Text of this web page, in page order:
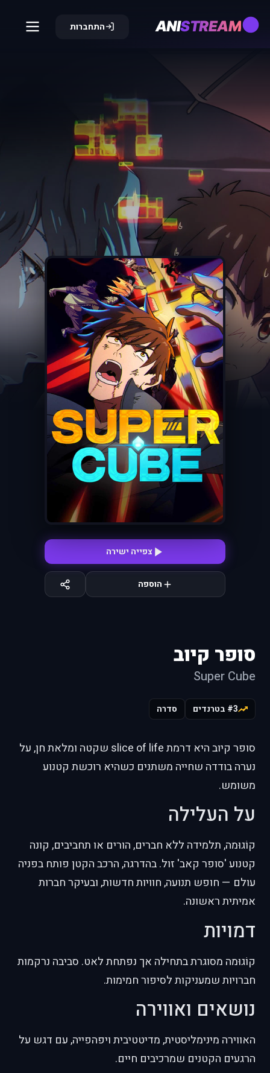
ANISTREAM התחברות
צפייה ישירה
הוספה
סופר קיוב
Super Cube
#3 בטרנדים סדרה
סופר קיוב היא דרמת slice of life שקטה ומלאת חן, על
נערה בודדה שחייה משתנים כשהיא רוכשת קטנוע
משומש.
על העלילה
קוֹגוּמה, תלמידה ללא חברים, הורים או תחביבים, קונה
קטנוע 'סופר קאב' זול. בהדרגה, הרכב הקטן פותח בפניה
עולם — חופש תנועה, חוויות חדשות, ובעיקר חברות
אמיתית ראשונה.
דמויות
קוֹגוּמה מסוגרת בתחילה אך נפתחת לאט. סביבה נרקמות
חברויות שמעניקות לסיפור חמימות.
נושאים ואווירה
האווירה מינימליסטית, מדיטטיבית ויפהפייה, עם דגש על
הרגעים הקטנים שמרכיבים חיים.